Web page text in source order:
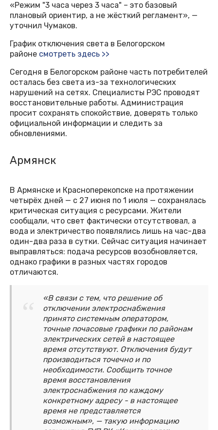
«Режим "3 часа через 3 часа" – это базовый
плановый ориентир, а не жёсткий регламент», —
уточнил Чумаков.
График отключения света в Белогорском
районе смотреть здесь >>
Сегодня в Белогорском районе часть потребителей
осталась без света из-за технологических
нарушений на сетях. Специалисты РЭС проводят
восстановительные работы. Администрация
просит сохранять спокойствие, доверять только
официальной информации и следить за
обновлениями.
Армянск
В Армянске и Красноперекопске на протяжении
четырёх дней — с 27 июня по 1 июля — сохранялась
критическая ситуация с ресурсами. Жители
сообщали, что свет фактически отсутствовал, а
вода и электричество появлялись лишь на час-два
один-два раза в сутки. Сейчас ситуация начинает
выправляться: подача ресурсов возобновляется,
однако графики в разных частях городов
отличаются.
«В связи с тем, что решение об
отключении электроснабжения
принято системным оператором,
точные почасовые графики по районам
электрических сетей в настоящее
время отсутствуют. Отключения будут
производиться точечно и по
необходимости. Сообщить точное
время восстановления
электроснабжения по каждому
конкретному адресу - в настоящее
время не представляется
возможным», — такую информацию